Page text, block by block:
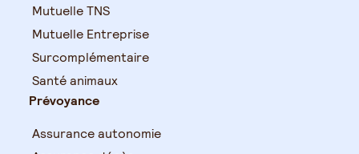
Mutuelle TNS
Mutuelle Entreprise
Surcomplémentaire
Santé animaux
Prévoyance
Assurance autonomie